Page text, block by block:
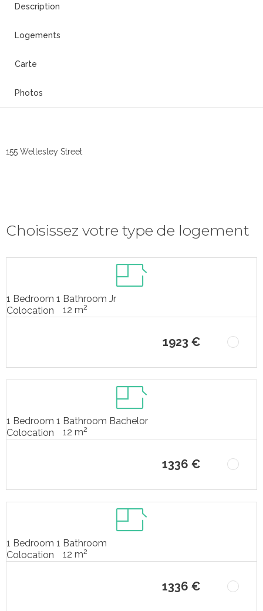
Description
Logements
Carte
Photos
155 Wellesley Street
Choisissez votre type de logement
1 Bedroom 1 Bathroom Jr
Colocation
12 m2
1923 €
1 Bedroom 1 Bathroom Bachelor
Colocation
12 m2
1336 €
1 Bedroom 1 Bathroom
Colocation
12 m2
1336 €